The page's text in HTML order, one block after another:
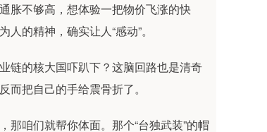
胀不够高，想体验一把物价飞涨的快
的精神，确实让人“感动”。
链的核大国吓趴下？这脑回路也是清奇
把自己的手给震骨折了。
咱们就帮你体面。那个“台独武装”的帽